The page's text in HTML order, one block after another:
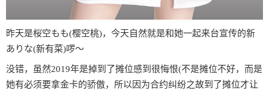
昨天是桜空もも(樱空桃)，今天自然就是和她一起来台宣传的新
ありな(新有菜)啰〜
没错，虽然2019年是掉到了摊位感到很悔恨(不是摊位不好，而是
她有必须要拿金卡的骄傲，所以因为合约纠纷之故到了摊位才让